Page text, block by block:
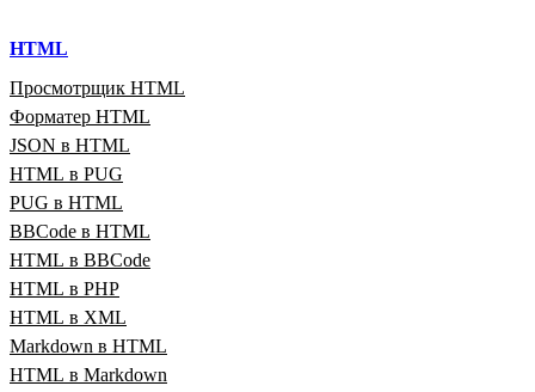
HTML
Просмотрщик HTML
Форматер HTML
JSON в HTML
HTML в PUG
PUG в HTML
BBCode в HTML
HTML в BBCode
HTML в PHP
HTML в XML
Markdown в HTML
HTML в Markdown